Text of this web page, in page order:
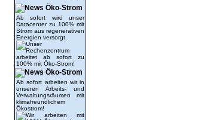
Öko-Strom
Ab sofort wird unser
Datacenter zu 100% mit
Strom aus regenerativen
Energien versorgt.
Öko-Strom
Ab sofort arbeiten wir in
unseren Arbeits- und
Verwaltungsräumen mit
klimafreundlichem
Ökostrom!